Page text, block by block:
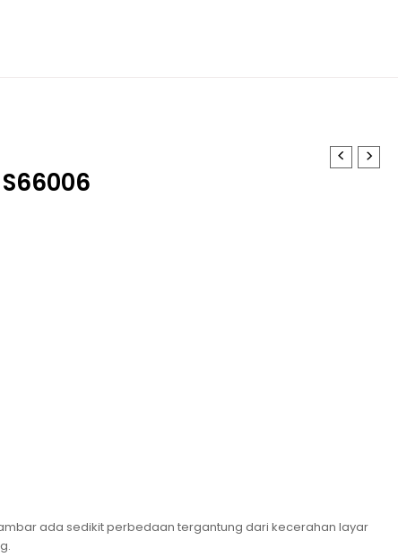
ada sedikit perbedaan tergantung dari kecerahan layar